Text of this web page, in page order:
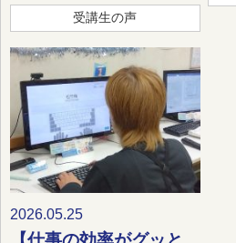
受講生の声
2026.05.25